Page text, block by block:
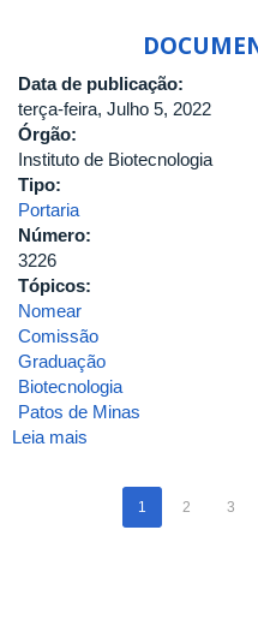
Data de publicação:
terça-feira, Julho 5, 2022
Órgão:
Instituto de Biotecnologia
Tipo:
Portaria
Número:
3226
Tópicos:
Nomear
Comissão
Graduação
Biotecnologia
Patos de Minas
Leia mais
PESSOAL
1 2 3